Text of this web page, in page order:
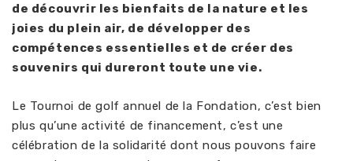
de découvrir les bienfaits de la nature et les
joies du plein air, de développer des
compétences essentielles et de créer des
souvenirs qui dureront toute une vie.
Le Tournoi de golf annuel de la Fondation, c’est bien
plus qu’une activité de financement, c’est une
célébration de la solidarité dont nous pouvons faire